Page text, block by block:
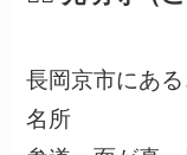
長岡京市にあ
名所